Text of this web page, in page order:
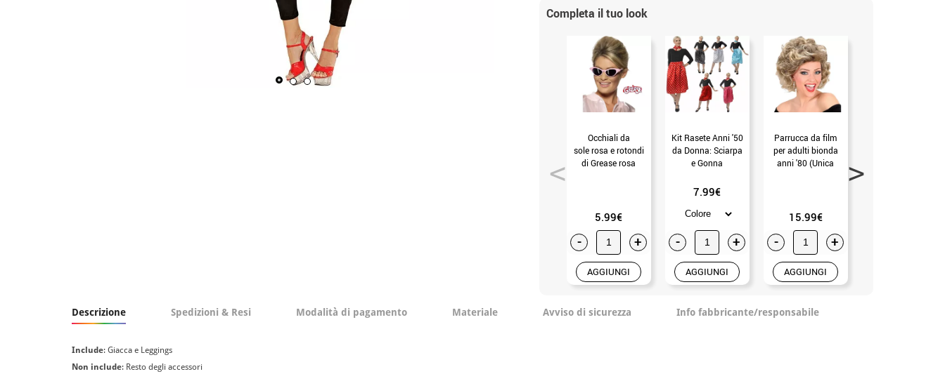
Completa il tuo look
Occhiali da
sole rosa e rotondi
di Grease rosa
5.99€
- +
AGGIUNGI
Kit Rasete Anni '50
da Donna: Sciarpa
e Gonna
7.99€
- +
AGGIUNGI
Parrucca da film
per adulti bionda
anni '80 (Unica
15.99€
- +
AGGIUNGI
Descrizione Spedizioni & Resi Modalità di pagamento Materiale Avviso di sicurezza Info fabbricante/responsabile
Include: Giacca e Leggings
Non include: Resto degli accessori